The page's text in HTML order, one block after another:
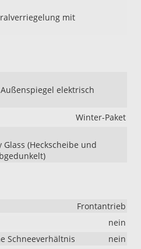
mit
elektrisch
Winter-Paket
Glass (Heckscheibe und
Frontantrieb
nein
Schneeverhältnis
nein